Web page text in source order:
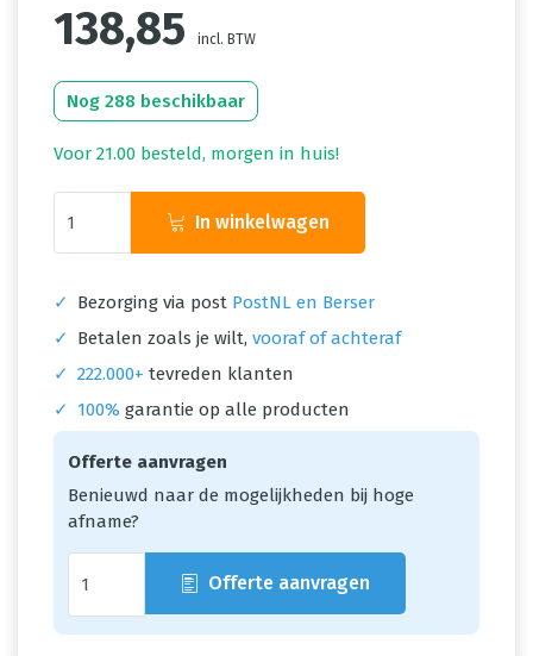
138,85 incl. BTW
Nog 288 beschikbaar
Voor 21.00 besteld, morgen in huis!
In winkelwagen
✓ Bezorging via post PostNL en Berser
✓
Betalen zoals je wilt, vooraf of achteraf
✓ 222.000+ tevreden klanten
✓
100% garantie op alle producten
Offerte aanvragen
Benieuwd naar de mogelijkheden bij hoge
afname?
Offerte aanvragen